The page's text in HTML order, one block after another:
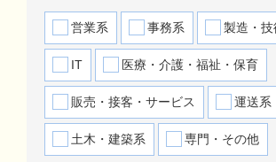
営業系 事務系 製造・
IT 医療・介護・福祉・保育
販売・接客・サービス 運送系
土木・建築系 専門・その他